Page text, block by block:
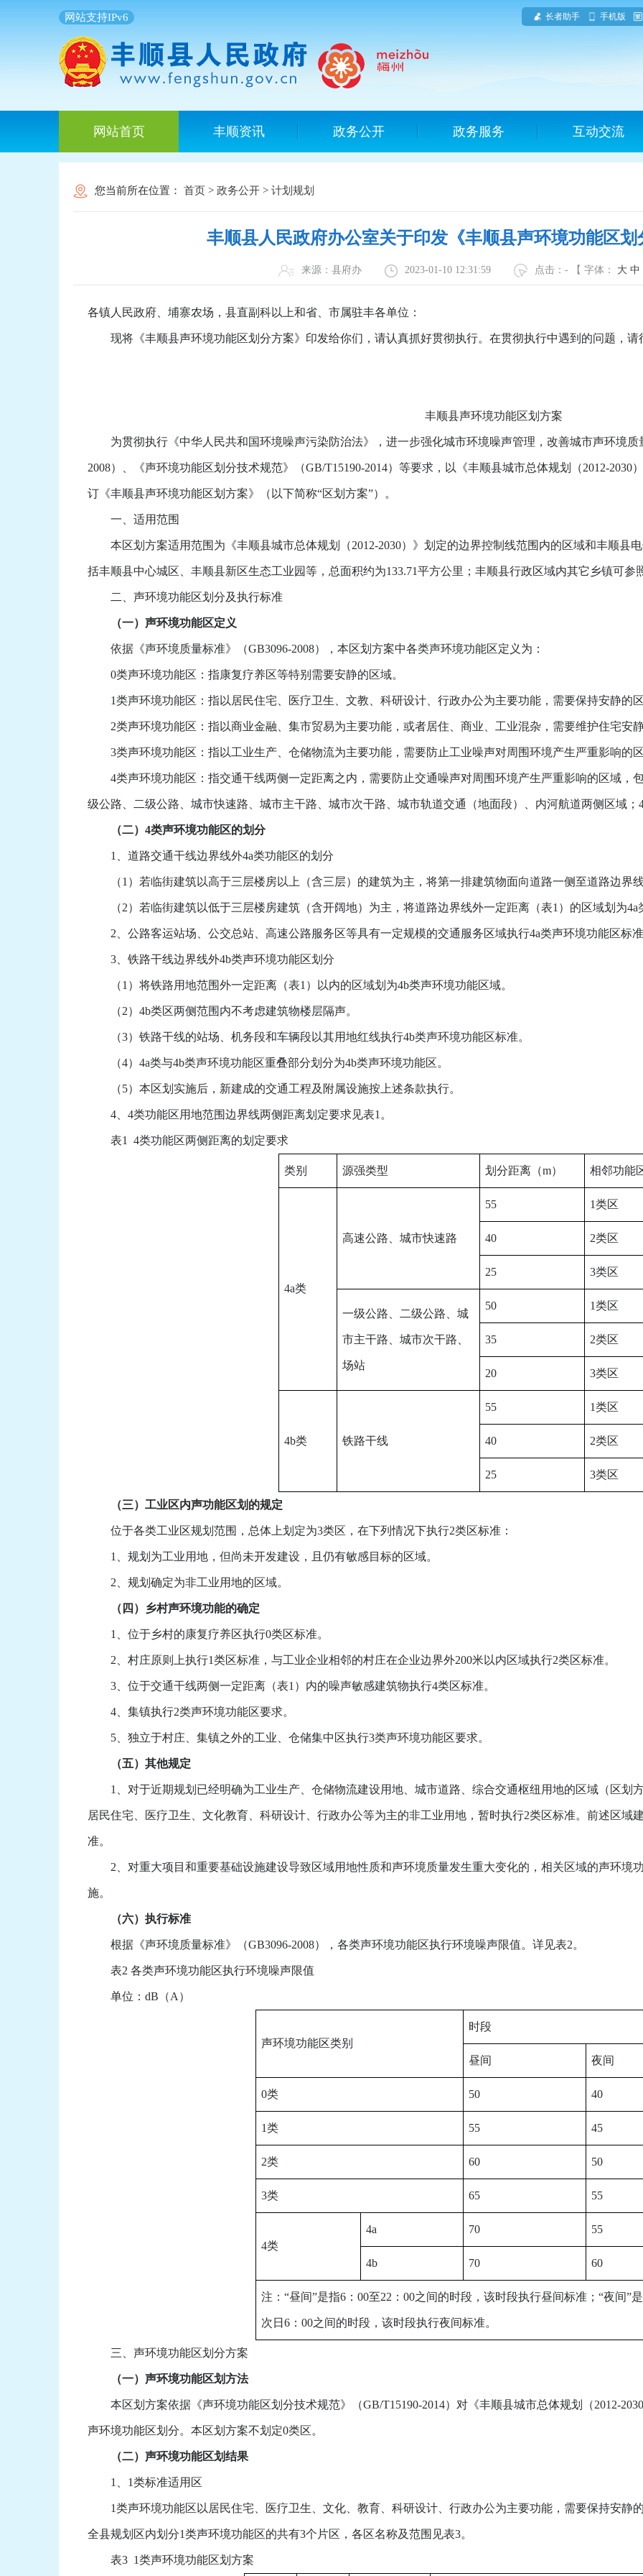
网站支持IPv6 长者助手 手机版
网站首页 丰顺资讯 政务公开 政务服务 互动交流
您当前所在位置： 首页 > 政务公开 > 计划规划
丰顺县人民政府办公室关于印发《丰顺县声环境功能区
来源：县府办 2023-01-10 12:31:59 点击： - 【 字体： 大 中
各镇人民政府、埔寨农场，县直副科以上和省、市属驻丰各单位：
现将《丰顺县声环境功能区划分方案》印发给你们，请认真抓好贯彻执行。在贯彻执行中遇到的问题，请
丰顺县声环境功能区划方案
为贯彻执行《中华人民共和国环境噪声污染防治法》，进一步强化城市环境噪声管理，改善城市声环境质
2008）、《声环境功能区划分技术规范》（GB/T15190-2014）等要求，以《丰顺县城市总体规划（2012-
订《丰顺县声环境功能区划方案》（以下简称“区划方案”）。
一、适用范围
本区划方案适用范围为《丰顺县城市总体规划（2012-2030）》划定的边界控制线范围内的区域和丰顺县
括丰顺县中心城区、丰顺县新区生态工业园等，总面积约为133.71平方公里；丰顺县行政区域内其它乡镇可参
二、声环境功能区划分及执行标准
（一）声环境功能区定义
依据《声环境质量标准》（GB3096-2008），本区划方案中各类声环境功能区定义为：
0类声环境功能区：指康复疗养区等特别需要安静的区域。
1类声环境功能区：指以居民住宅、医疗卫生、文教、科研设计、行政办公为主要功能，需要保持安静的
2类声环境功能区：指以商业金融、集市贸易为主要功能，或者居住、商业、工业混杂，需要维护住宅安
3类声环境功能区：指以工业生产、仓储物流为主要功能，需要防止工业噪声对周围环境产生严重影响的
4类声环境功能区：指交通干线两侧一定距离之内，需要防止交通噪声对周围环境产生严重影响的区域，
级公路、二级公路、城市快速路、城市主干路、城市次干路、城市轨道交通（地面段）、内河航道两侧区域；
（二）4类声环境功能区的划分
1、道路交通干线边界线外4a类功能区的划分
（1）若临街建筑以高于三层楼房以上（含三层）的建筑为主，将第一排建筑物面向道路一侧至道路边界
（2）若临街建筑以低于三层楼房建筑（含开阔地）为主，将道路边界线外一定距离（表1）的区域划为4a
2、公路客运站场、公交总站、高速公路服务区等具有一定规模的交通服务区域执行4a类声环境功能区标
3、铁路干线边界线外4b类声环境功能区划分
（1）将铁路用地范围外一定距离（表1）以内的区域划为4b类声环境功能区域。
（2）4b类区两侧范围内不考虑建筑物楼层隔声。
（3）铁路干线的站场、机务段和车辆段以其用地红线执行4b类声环境功能区标准。
（4）4a类与4b类声环境功能区重叠部分划分为4b类声环境功能区。
（5）本区划实施后，新建成的交通工程及附属设施按上述条款执行。
4、4类功能区用地范围边界线两侧距离划定要求见表1。
表1 4类功能区两侧距离的划定要求
类别 源强类型 划分距离（m） 相邻功能
4a类
高速公路、城市快速路
55 1类区
40 2类区
25 3类区
一级公路、二级公路、城
市主干路、城市次干路、
场站
50 1类区
35 2类区
20 3类区
4b类 铁路干线
55 1类区
40 2类区
25 3类区
（三）工业区内声功能区划的规定
位于各类工业区规划范围，总体上划定为3类区，在下列情况下执行2类区标准：
1、规划为工业用地，但尚未开发建设，且仍有敏感目标的区域。
2、规划确定为非工业用地的区域。
（四）乡村声环境功能的确定
1、位于乡村的康复疗养区执行0类区标准。
2、村庄原则上执行1类区标准，与工业企业相邻的村庄在企业边界外200米以内区域执行2类区标准。
3、位于交通干线两侧一定距离（表1）内的噪声敏感建筑物执行4类区标准。
4、集镇执行2类声环境功能区要求。
5、独立于村庄、集镇之外的工业、仓储集中区执行3类声环境功能区要求。
（五）其他规定
1、对于近期规划已经明确为工业生产、仓储物流建设用地、城市道路、综合交通枢纽用地的区域（区划
居民住宅、医疗卫生、文化教育、科研设计、行政办公等为主的非工业用地，暂时执行2类区标准。前述区域
准。
2、对重大项目和重要基础设施建设导致区域用地性质和声环境质量发生重大变化的，相关区域的声环境
施。
（六）执行标准
根据《声环境质量标准》（GB3096-2008），各类声环境功能区执行环境噪声限值。详见表2。
表2 各类声环境功能区执行环境噪声限值
单位：dB（A）
声环境功能区类别
时段
昼间 夜间
0类 50 40
1类 55 45
2类 60 50
3类 65 55
4类
4a 70 55
4b 70 60
注：“昼间”是指6：00至22：00之间的时段，该时段执行昼间标准；“夜间”
次日6：00之间的时段，该时段执行夜间标准。
三、声环境功能区划分方案
（一）声环境功能区划方法
本区划方案依据《声环境功能区划分技术规范》（GB/T15190-2014）对《丰顺县城市总体规划（2012-
声环境功能区划分。本区划方案不划定0类区。
（二）声环境功能区划结果
1、1类标准适用区
1类声环境功能区以居民住宅、医疗卫生、文化、教育、科研设计、行政办公为主要功能，需要保持安静
全县规划区内划分1类声环境功能区的共有3个片区，各区名称及范围见表3。
表3 1类声环境功能区划方案